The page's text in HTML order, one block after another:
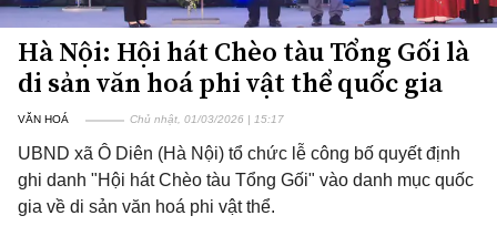
Hà Nội: Hội hát Chèo tàu Tổng Gối là
di sản văn hoá phi vật thể quốc gia
VĂN HOÁ Chủ nhật, 01/03/2026 | 15:17
UBND xã Ô Diên (Hà Nội) tổ chức lễ công bố quyết định
ghi danh "Hội hát Chèo tàu Tổng Gối" vào danh mục quốc
gia về di sản văn hoá phi vật thể.